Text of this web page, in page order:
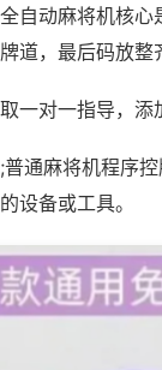
自动麻将机核
道，最后码放整
一对一指导，添
通麻将机程序
设备或工具。